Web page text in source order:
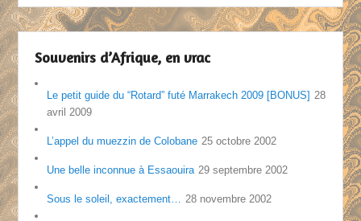
Souvenirs d’Afrique, en vrac
Le petit guide du “Rotard” futé Marrakech 2009 [BONUS] 28
avril 2009
L’appel du muezzin de Colobane 25 octobre 2002
Une belle inconnue à Essaouira 29 septembre 2002
Sous le soleil, exactement… 28 novembre 2002